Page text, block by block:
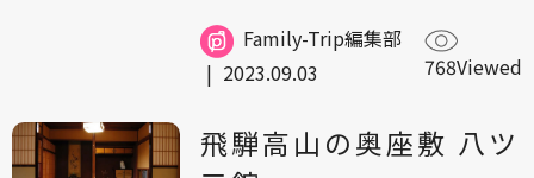
Family-Trip編集部
| 2023.09.03 768Viewed
飛騨高山の奥座敷 八ツ